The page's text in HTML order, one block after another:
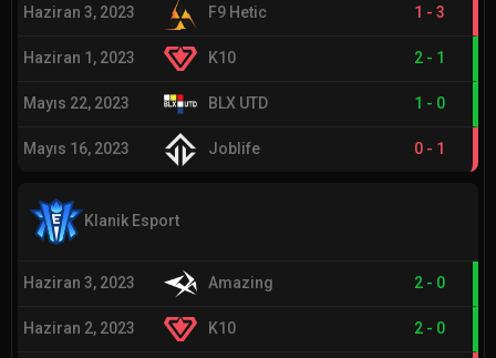
Haziran 3, 2023 F9 Hetic 1 - 3
Haziran 1, 2023 K10 2 - 1
Mayıs 22, 2023 BLX UTD 1 - 0
Mayıs 16, 2023 Joblife 0 - 1
Klanik Esport
Haziran 3, 2023 Amazing 2 - 0
Haziran 2, 2023 K10 2 - 0